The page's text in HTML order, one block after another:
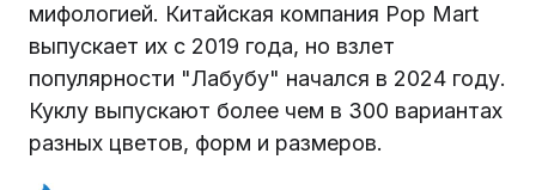
мифологией. Китайская компания Pop Mart
выпускает их с 2019 года, но взлет
популярности "Лабубу" начался в 2024 году.
Куклу выпускают более чем в 300 вариантах
разных цветов, форм и размеров.